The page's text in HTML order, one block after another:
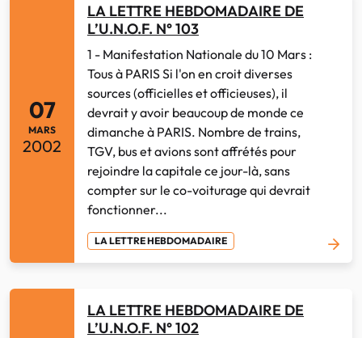
07
MARS
2002
LA LETTRE HEBDOMADAIRE DE
L’U.N.O.F. N° 103
1 - Manifestation Nationale du 10 Mars :
Tous à PARIS Si l'on en croit diverses
sources (officielles et officieuses), il
devrait y avoir beaucoup de monde ce
dimanche à PARIS. Nombre de trains,
TGV, bus et avions sont affrétés pour
rejoindre la capitale ce jour-là, sans
compter sur le co-voiturage qui devrait
fonctionner...
LA LETTRE HEBDOMADAIRE
LA LETTRE HEBDOMADAIRE DE
L’U.N.O.F. N° 102